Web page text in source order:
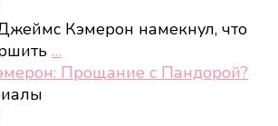
Кэмерон намекнул, что
…
Прощание с Пандорой?